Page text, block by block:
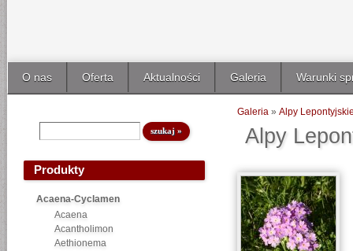
O nas Oferta Aktualności Galeria Warunki
Produkty
Acaena-Cyclamen
Acaena
Acantholimon
Aethionema
Alpy
Galeria» Alpy